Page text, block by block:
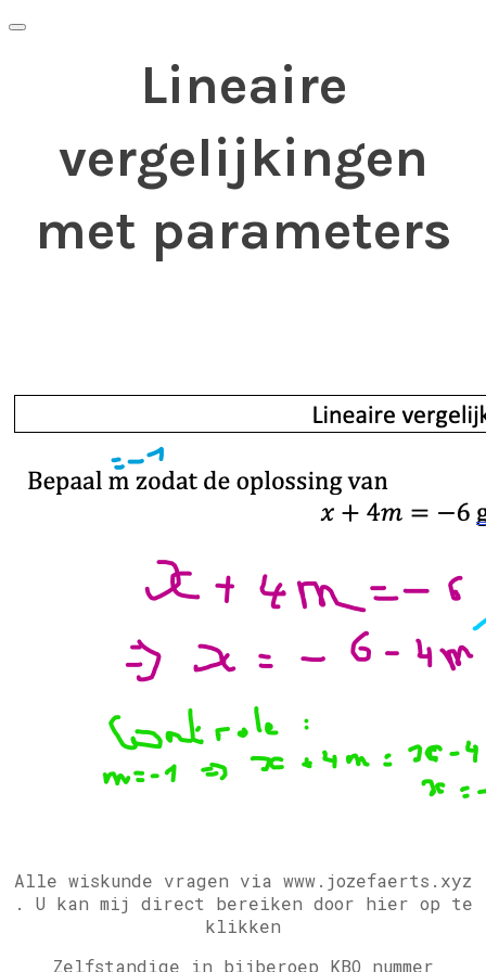
Lineaire
vergelijkingen
met parameters
Alle wiskunde vragen via www.jozefaerts.xyz
. U kan mij direct bereiken door hier op te
klikken
Zelfstandige in bijberoep KBO nummer